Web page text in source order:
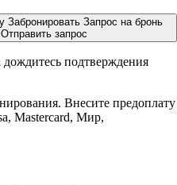
Забронировать Запрос на бронь
Отправить запрос
подтверждения
Внесите предоплату
Mastercard, Мир,